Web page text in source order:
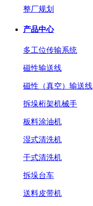
整厂规划
产品中心
多工位传输系统
磁性输送线
磁性（真空）输送线
拆垛桁架机械手
板料涂油机
湿式清洗机
干式清洗机
拆垛台车
送料皮带机